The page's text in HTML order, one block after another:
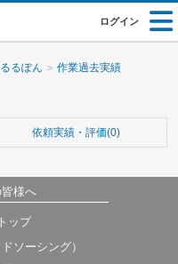
ログイン
るるぽん 作業過去実績
依頼実績・評価(0)
様へ
ップ
ソーシング）